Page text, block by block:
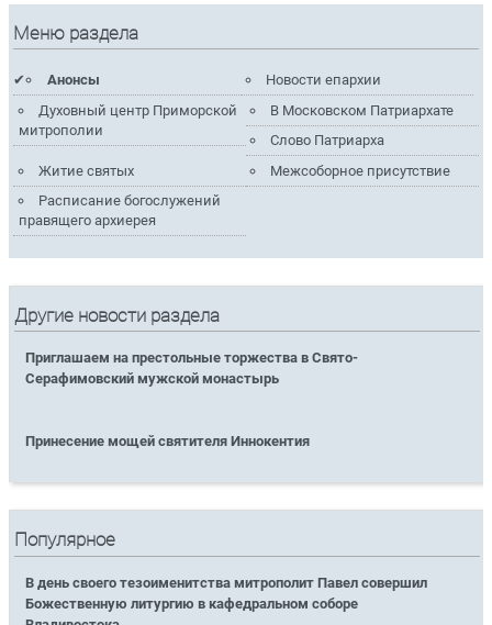
Меню раздела
Анонсы
Новости епархии
Духовный центр Приморской
митрополии
В Московском Патриархате
Слово Патриарха
Житие святых
Межсоборное присутствие
Расписание богослужений
правящего архиерея
Другие новости раздела
Приглашаем на престольные торжества в Свято-
Серафимовский мужской монастырь
Принесение мощей святителя Иннокентия
Популярное
В день своего тезоименитства митрополит Павел совершил
Божественную литургию в кафедральном соборе